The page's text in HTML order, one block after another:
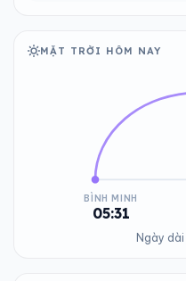
MẶT TRỜI HÔM NAY
BÌNH MINH
05:31
Ngày dài